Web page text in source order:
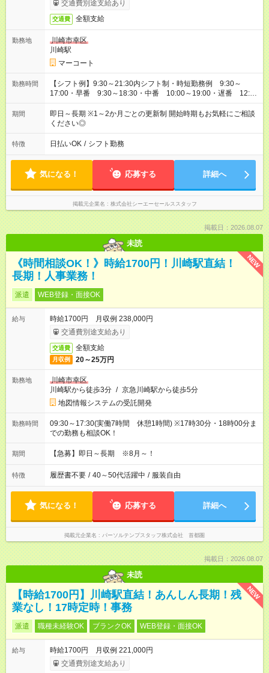
ります。
交通費別途支給あり
交通費 全額支給
勤務地
川崎市幸区
川崎駅
マーコート
勤務時間
【シフト例】9:30～21:30内シフト制・時短勤務例 9:30～
17:00・早番 9:30～18:30・中番 10:00～19:00・遅番 12:30
～21:30実働6時間30分～8時間／休憩1時間※週3日～勤務相談
OK
期間
即日～長期 ※1～2か月ごとの更新制 開始時期もお気軽にご相談
ください◎
特徴 日払いOK / シフト勤務
気になる！ 応募する 詳細へ
掲載元企業名 株式会社シーエーセールススタッフ
掲載日：2026.08.07
未読
NEW
《時間相談OK！》時給1700円！川崎駅直結！
長期！人事業務！
派遣 WEB登録・面接OK
給与
時給1700円 月収例 238,000円
交通費別途支給あり
交通費 全額支給
月収例 20～25万円
勤務地
川崎市幸区
川崎駅から徒歩3分 / 京急川崎駅から徒歩5分
地図情報システムの受託開発
勤務時間
09:30～17:30(実働7時間 休憩1時間) ※17時30分・18時00分ま
での勤務も相談OK！
期間 【急募】即日～長期 ※8月～！
特徴 履歴書不要 / 40～50代活躍中 / 服装自由
気になる！ 応募する 詳細へ
掲載元企業名 パーソルテンプスタッフ株式会社 首都圏
掲載日：2026.08.07
未読
NEW
【時給1700円】川崎駅直結！あんしん長期！残
業なし！17時定時！事務
派遣 職種未経験OK ブランクOK WEB登録・面接OK
給与
時給1700円 月収例 221,000円
交通費別途支給あり